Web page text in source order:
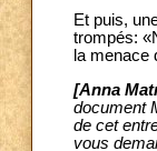
Et puis,
trompés:
la menace
[Anna
document
de cet
vous